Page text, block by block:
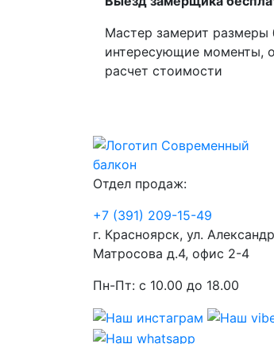
Мастер замерит размеры
интересующие моменты,
расчет стоимости
Отдел продаж:
+7 (391) 209-15-49
г. Красноярск, ул.
Матросова д.4, офис 2-4
Пн-Пт: с 10.00 до 18.00